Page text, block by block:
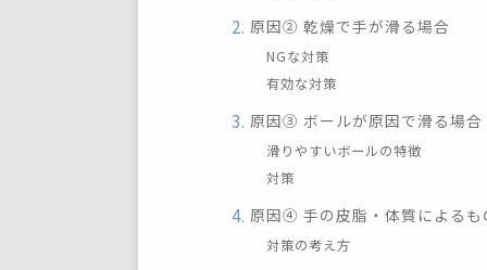
原因② 乾燥で手が滑る場合
NGな対策
有効な対策
原因③ ボールが原因で滑る場合
滑りやすいボールの特徴
対策
原因④ 手の皮脂・体質によるも
対策の考え方